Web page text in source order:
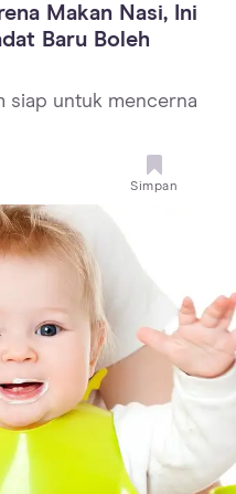
Makan Nasi, Ini
Baru Boleh
siap untuk mencerna
Simpan